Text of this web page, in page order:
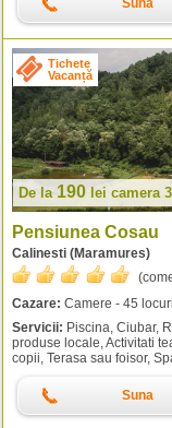
Suna
Tichete
Vacanță
De la 190 lei camera
Pensiunea Cosau
Calinesti (Maramures)
Cazare: Camere - 45 locuri
Servicii: Piscina, Ciubar,
produse locale, Activitati
copii, Terasa sau foisor,
Suna